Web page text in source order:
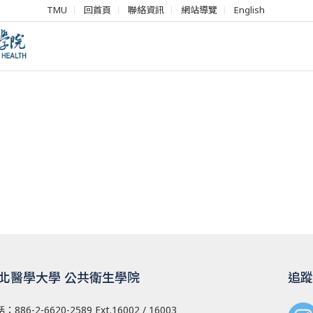
TMU 回首頁 聯絡資訊 網站導覽 English
醫學大學 公共衛生學院
886-2-6620-2589 Ext.16002 / 16003
追